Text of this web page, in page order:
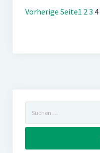
Vorherige Seite1 23 4
nach: